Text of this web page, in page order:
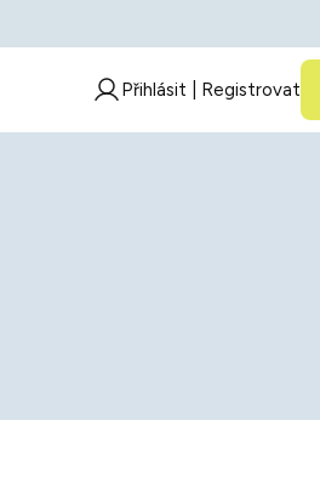
Přihlásit | Registrovat